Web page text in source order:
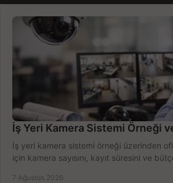
İş Yeri Kamera Sistemi Örneği
İş yeri kamera sistemi örneği üzerinden
için kamera sayısını, kayıt süresini ve
7 Ağustos 2026